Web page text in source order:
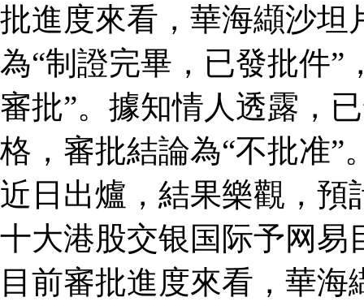
批進度來看，華海纈沙坦
為“制證完畢，已發批件”
審批”。據知情人透露，
格，審批結論為“不批准”
近日出爐，結果樂觀，預
十大港股交银国际予网
目前審批進度來看，華